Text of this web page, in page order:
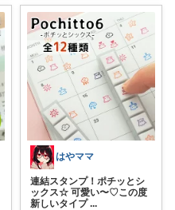
はやママ
連結スタンプ！ポチッとシ
ックス☆ 可愛い〜♡この度
新しいタイプ ...